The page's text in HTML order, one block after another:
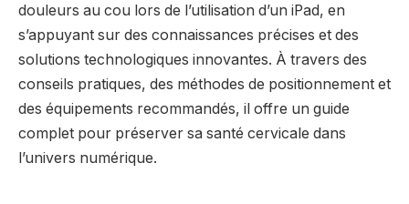
douleurs au cou lors de l’utilisation d’un iPad, en
s’appuyant sur des connaissances précises et des
solutions technologiques innovantes. À travers des
conseils pratiques, des méthodes de positionnement et
des équipements recommandés, il offre un guide
complet pour préserver sa santé cervicale dans
l’univers numérique.